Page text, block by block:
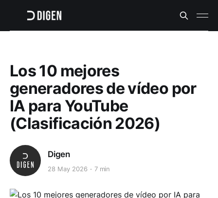
Los 10 mejores
generadores de vídeo por
IA para YouTube
(Clasificación 2026)
Digen
28 May 2026 7 min